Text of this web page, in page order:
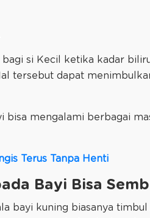
si Kecil ketika kadar
tersebut dapat
mengalami berbagai
Terus Tanpa Henti
Bayi Bisa
bayi kuning biasanya